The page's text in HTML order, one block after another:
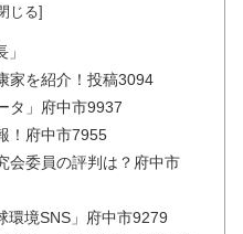
家を紹介！投稿3094
タ」府中市9937
！府中市7955
会委員の評判は？府中市
環境SNS」府中市9279